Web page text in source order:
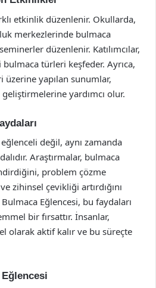
etkinlik düzenlenir. Okullarda,
merkezlerinde bulmaca
düzenlenir. Katılımcılar,
türleri keşfeder. Ayrıca,
yapılan sunumlar,
geliştirmelerine yardımcı olur.
değil, aynı zamanda
Araştırmalar, bulmaca
problem çözme
zihinsel çevikliği artırdığını
Eğlencesi, bu faydaları
bir fırsattır. İnsanlar,
olarak aktif kalır ve bu süreçte